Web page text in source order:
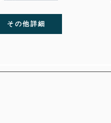
その他詳細